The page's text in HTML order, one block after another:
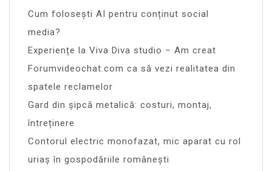
Cum folosești AI pentru conținut social
media?
Experiențe la Viva Diva studio – Am creat
Forumvideochat.com ca să vezi realitatea din
spatele reclamelor
Gard din șipcă metalică: costuri, montaj,
întreținere
Contorul electric monofazat, mic aparat cu rol
uriaș în gospodăriile românești